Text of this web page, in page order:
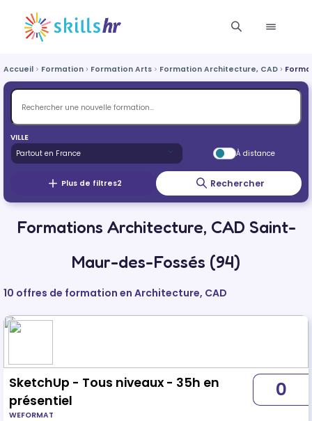
Accueil Formation Formation Arts Formation Architecture, CAD
VILLE
À distance
Plus de filtres2 Rechercher
Formations Architecture, CAD Saint-
Maur-des-Fossés (94)
10 offres de formation en Architecture, CAD
SketchUp - Tous niveaux - 35h en
présentiel
WEFORMAT
0